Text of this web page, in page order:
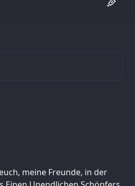
meine Freunde, in der